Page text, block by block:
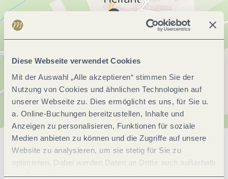
Diese Webseite verwendet Cookies
Mit der Auswahl „Alle akzeptieren“ stimmen Sie der
Nutzung von Cookies und ähnlichen Technologien auf
unserer Webseite zu. Dies ermöglicht es uns, für Sie u.
a. Online-Buchungen bereitzustellen, Inhalte und
Anzeigen zu personalisieren, Funktionen für soziale
Medien anbieten zu können und die Zugriffe auf unsere
Website zu analysieren, um sie stetig für Sie zu
optimieren. Dabei werden Daten an Dritte auch außerhalb
der Europäischen Union weitergegeben und dort
Allgemeine Informationen